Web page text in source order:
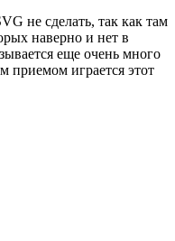
не сделать, так как там
наверно и нет в
еще очень много
приемом играется этот